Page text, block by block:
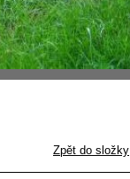
Zpět do složky